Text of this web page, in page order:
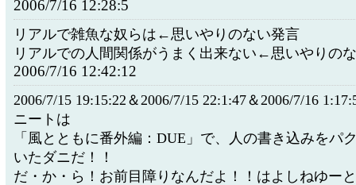
2006/7/16 12:28:5
リアルで雑魚な奴らは←思いやりのない発言
リアルでの人間関係がうまく出来ない←思いやりの
2006/7/16 12:42:12
2006/7/15 19:15:22＆2006/7/15 22:1:47＆2006/7/16
ニートは
「風とともに番外編：DUE」で、人の書き込みをパ
いたダニだ！！
だ・か・ら！お前目障りなんだよ！！はよしねゆー